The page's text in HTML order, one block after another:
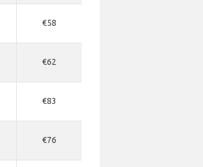
€58
€62
€83
€76